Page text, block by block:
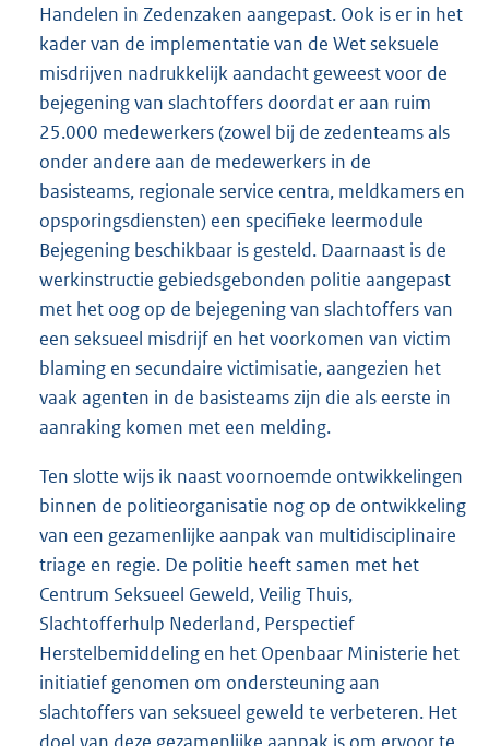
Handelen in Zedenzaken aangepast. Ook is er in het
kader van de implementatie van de Wet seksuele
misdrijven nadrukkelijk aandacht geweest voor de
bejegening van slachtoffers doordat er aan ruim
25.000 medewerkers (zowel bij de zedenteams als
onder andere aan de medewerkers in de
basisteams, regionale service centra, meldkamers en
opsporingsdiensten) een specifieke leermodule
Bejegening beschikbaar is gesteld. Daarnaast is de
werkinstructie gebiedsgebonden politie aangepast
met het oog op de bejegening van slachtoffers van
een seksueel misdrijf en het voorkomen van victim
blaming en secundaire victimisatie, aangezien het
vaak agenten in de basisteams zijn die als eerste in
aanraking komen met een melding.
Ten slotte wijs ik naast voornoemde ontwikkelingen
binnen de politieorganisatie nog op de ontwikkeling
van een gezamenlijke aanpak van multidisciplinaire
triage en regie. De politie heeft samen met het
Centrum Seksueel Geweld, Veilig Thuis,
Slachtofferhulp Nederland, Perspectief
Herstelbemiddeling en het Openbaar Ministerie het
initiatief genomen om ondersteuning aan
slachtoffers van seksueel geweld te verbeteren. Het